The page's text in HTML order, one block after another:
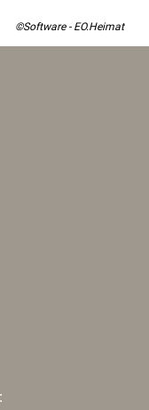
©Software - EO.Heimat